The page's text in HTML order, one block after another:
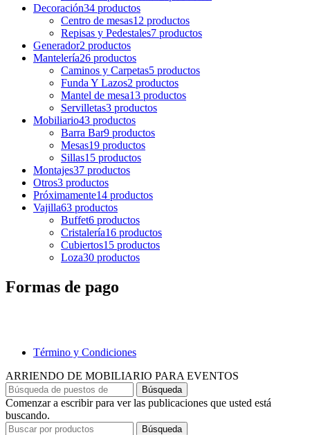
Decoración34 productos
Centro de mesas12 productos
Repisas y Pedestales7 productos
Generador2 productos
Mantelería26 productos
Caminos y Carpetas5 productos
Funda Y Lazos2 productos
Mantel de mesa13 productos
Servilletas3 productos
Mobiliario43 productos
Barra Bar9 productos
Mesas19 productos
Sillas15 productos
Montajes37 productos
Otros3 productos
Próximamente14 productos
Vajilla63 productos
Buffet6 productos
Cristalería16 productos
Cubiertos15 productos
Loza30 productos
Formas de pago
Término y Condiciones
ARRIENDO DE MOBILIARIO PARA EVENTOS
Búsqueda
Comenzar a escribir para ver las publicaciones que usted está
buscando.
Búsqueda